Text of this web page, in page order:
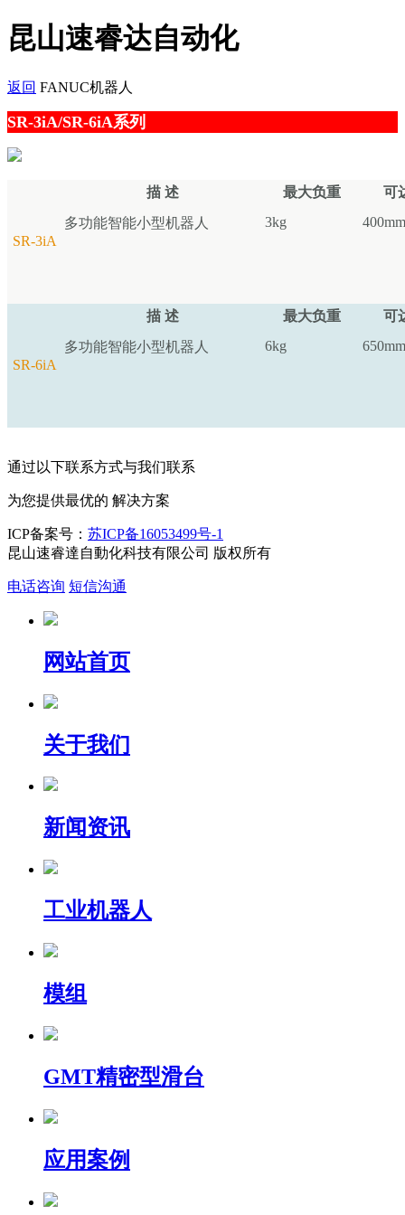
昆山速睿达自动化
返回 FANUC机器人
SR-3iA/SR-6iA系列
SR-3iA
描 述 最大负重
可
多功能智能小型机器人
3kg 400mm
SR-6iA
描 述 最大负重
可
多功能智能小型机器人
6kg 650mm
通过以下联系方式与我们联系
为您提供最优的 解决方案
ICP备案号： 苏ICP备16053499号-1
昆山速睿達自動化科技有限公司 版权所有
电话咨询 短信沟通
网站首页
关于我们
新闻资讯
工业机器人
模组
GMT精密型滑台
应用案例